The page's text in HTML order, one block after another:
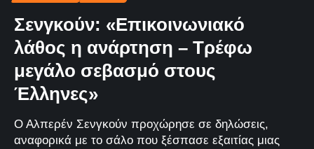
Σενγκούν: «Επικοινωνιακό
λάθος η ανάρτηση – Τρέφω
μεγάλο σεβασμό στους
Έλληνες»
Ο Αλπερέν Σενγκούν προχώρησε σε δηλώσεις,
αναφορικά με το σάλο που ξέσπασε εξαιτίας μιας